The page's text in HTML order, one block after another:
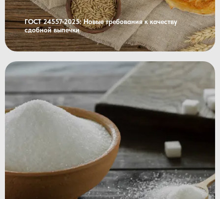
ГОСТ 24557-2025: Новые требования к качеству
сдобной выпечки